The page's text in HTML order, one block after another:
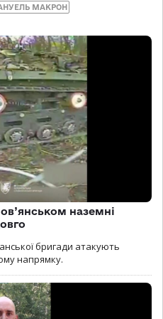
МАКРОН
наземні
бригади атакують
напрямку.